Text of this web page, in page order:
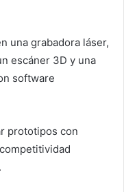
una grabadora láser,
escáner 3D y una
software
prototipos con